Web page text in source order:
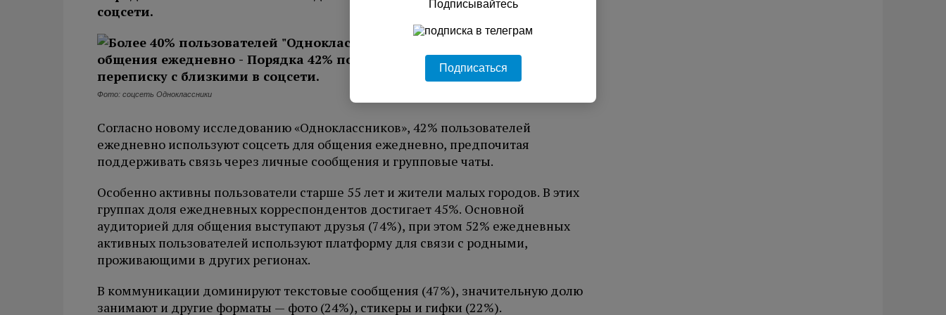
соцсети.
Фото: соцсеть Одноклассники
Согласно новому исследованию «Одноклассников», 42% пользователей
ежедневно используют соцсеть для общения ежедневно, предпочитая
поддерживать связь через личные сообщения и групповые чаты.
Особенно активны пользователи старше 55 лет и жители малых городов. В этих
группах доля ежедневных корреспондентов достигает 45%. Основной
аудиторией для общения выступают друзья (74%), при этом 52% ежедневных
активных пользователей используют платформу для связи с родными,
проживающими в других регионах.
В коммуникации доминируют текстовые сообщения (47%), значительную долю
занимают и другие форматы — фото (24%), стикеры и гифки (22%).
Подписывайтесь
Подписаться